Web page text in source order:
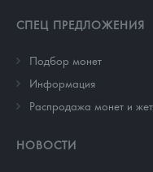
СПЕЦ ПРЕДЛОЖЕНИЯ
Подбор монет
Информация
Распродажа монет и
НОВОСТИ